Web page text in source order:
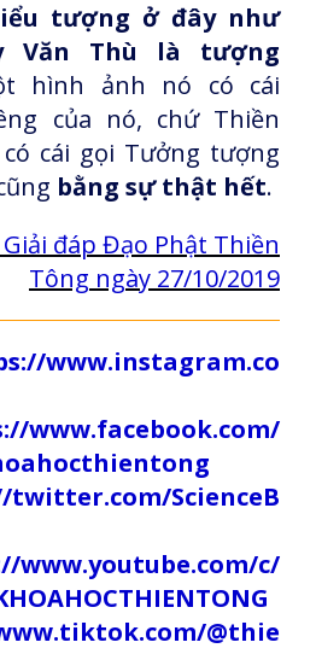
tượng ở đây như
Văn Thù là tượng
hình ảnh nó có cái
của nó, chứ Thiền
cái gọi Tưởng tượng
bằng sự thật hết.
Giải đáp Đạo Phật Thiền
Tông ngày 27/10/2019
www.instagram.co
www.facebook.com/
twitter.com/ScienceB
www.youtube.com/c/
@thie